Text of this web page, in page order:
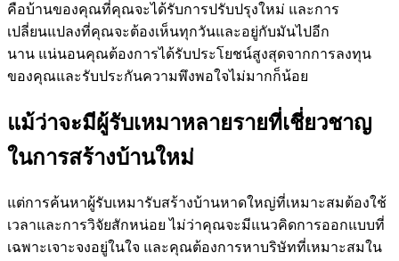
คือบ้านของคุณที่คุณจะได้รับการปรับปรุงใหม่ และการ
เปลี่ยนแปลงที่คุณจะต้องเห็นทุกวันและอยู่กับมันไปอีก
นาน แน่นอนคุณต้องการได้รับประโยชน์สูงสุดจากการลงทุน
ของคุณและรับประกันความพึงพอใจไม่มากก็น้อย
แม้ว่าจะมีผู้รับเหมาหลายรายที่เชี่ยวชาญ
ในการสร้างบ้านใหม่
แต่การค้นหาผู้รับเหมารับสร้างบ้านหาดใหญ่ที่เหมาะสมต้องใช้
เวลาและการวิจัยสักหน่อย ไม่ว่าคุณจะมีแนวคิดการออกแบบที่
เฉพาะเจาะจงอยู่ในใจ และคุณต้องการหาบริษัทที่เหมาะสมใน